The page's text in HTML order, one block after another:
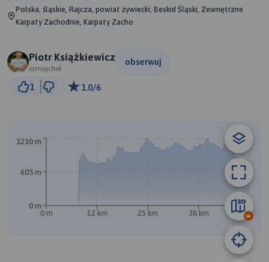
Polska, śląskie, Rajcza, powiat żywiecki, Beskid Śląski, Zewnętrzne
Karpaty Zachodnie, Karpaty Zacho
Piotr Książkiewicz
szmajchel
obserwuj
1 1.0/6
0 m 12 km 25 km 38 km 51 km
0 m
605 m
1210 m